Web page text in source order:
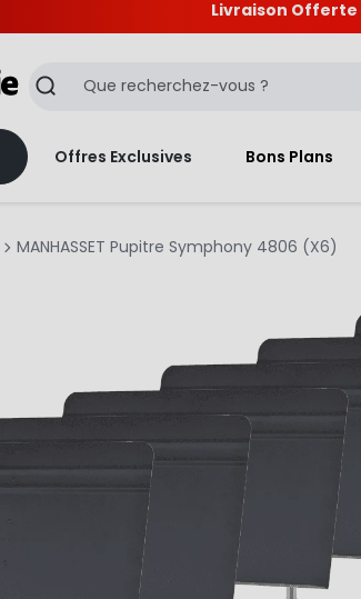
Livraison Offerte
Recherche
Offres Exclusives Bons Plans
MANHASSET Pupitre Symphony 4806 (X6)